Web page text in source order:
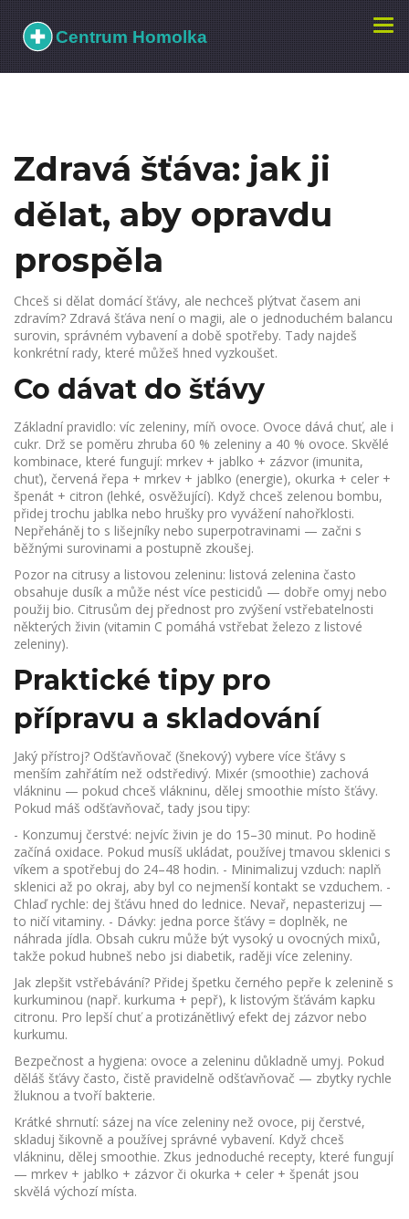
Zdravá šťáva: jak ji
dělat, aby opravdu
prospěla
Chceš si dělat domácí šťávy, ale nechceš plýtvat časem ani
zdravím? Zdravá šťáva není o magii, ale o jednoduchém balancu
surovin, správném vybavení a době spotřeby. Tady najdeš
konkrétní rady, které můžeš hned vyzkoušet.
Co dávat do šťávy
Základní pravidlo: víc zeleniny, míň ovoce. Ovoce dává chuť, ale i
cukr. Drž se poměru zhruba 60 % zeleniny a 40 % ovoce. Skvělé
kombinace, které fungují: mrkev + jablko + zázvor (imunita,
chuť), červená řepa + mrkev + jablko (energie), okurka + celer +
špenát + citron (lehké, osvěžující). Když chceš zelenou bombu,
přidej trochu jablka nebo hrušky pro vyvážení nahořklosti.
Nepřeháněj to s lišejníky nebo superpotravinami — začni s
běžnými surovinami a postupně zkoušej.
Pozor na citrusy a listovou zeleninu: listová zelenina často
obsahuje dusík a může nést více pesticidů — dobře omyj nebo
použij bio. Citrusům dej přednost pro zvýšení vstřebatelnosti
některých živin (vitamin C pomáhá vstřebat železo z listové
zeleniny).
Praktické tipy pro
přípravu a skladování
Jaký přístroj? Odšťavňovač (šnekový) vybere více šťávy s
menším zahřátím než odstředivý. Mixér (smoothie) zachová
vlákninu — pokud chceš vlákninu, dělej smoothie místo šťávy.
Pokud máš odšťavňovač, tady jsou tipy:
- Konzumuj čerstvé: nejvíc živin je do 15–30 minut. Po hodině
začíná oxidace. Pokud musíš ukládat, používej tmavou sklenici s
víkem a spotřebuj do 24–48 hodin. - Minimalizuj vzduch: naplň
sklenici až po okraj, aby byl co nejmenší kontakt se vzduchem. -
Chlaď rychle: dej šťávu hned do lednice. Nevař, nepasterizuj —
to ničí vitaminy. - Dávky: jedna porce šťávy = doplněk, ne
náhrada jídla. Obsah cukru může být vysoký u ovocných mixů,
takže pokud hubneš nebo jsi diabetik, raději více zeleniny.
Jak zlepšit vstřebávání? Přidej špetku černého pepře k zelenině s
kurkuminou (např. kurkuma + pepř), k listovým šťávám kapku
citronu. Pro lepší chuť a protizánětlivý efekt dej zázvor nebo
kurkumu.
Bezpečnost a hygiena: ovoce a zeleninu důkladně umyj. Pokud
děláš šťávy často, čistě pravidelně odšťavňovač — zbytky rychle
žluknou a tvoří bakterie.
Krátké shrnutí: sázej na více zeleniny než ovoce, pij čerstvé,
skladuj šikovně a používej správné vybavení. Když chceš
vlákninu, dělej smoothie. Zkus jednoduché recepty, které fungují
— mrkev + jablko + zázvor či okurka + celer + špenát jsou
skvělá výchozí místa.